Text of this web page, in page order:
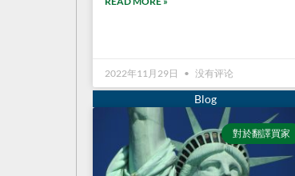
2022年11月29日 没有评论
對於翻譯買家